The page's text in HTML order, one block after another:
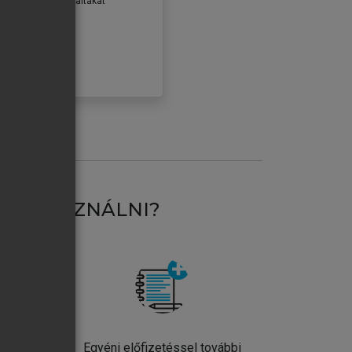
HASZNÁLNI?
Egyéni előfizetéssel további